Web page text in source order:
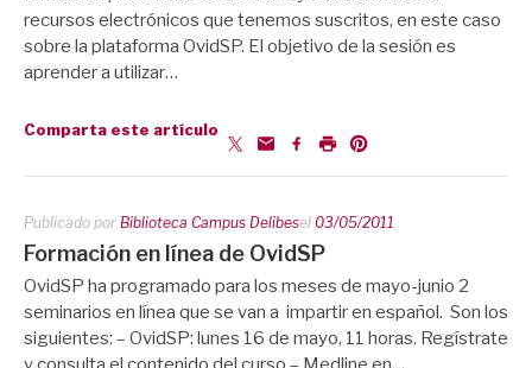
recursos electrónicos que tenemos suscritos, en este caso
sobre la plataforma OvidSP. El objetivo de la sesión es
aprender a utilizar…
Comparta este artículo
Publicado por Biblioteca Campus Delibesel 03/05/2011
Formación en línea de OvidSP
OvidSP ha programado para los meses de mayo-junio 2
seminarios en línea que se van a impartir en español. Son los
siguientes: – OvidSP: lunes 16 de mayo, 11 horas. Regístrate